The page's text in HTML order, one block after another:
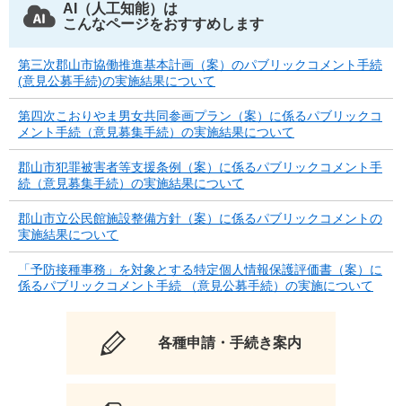
AI（人工知能）は
こんなページをおすすめします
第三次郡山市協働推進基本計画（案）のパブリックコメント手続
(意見公募手続)の実施結果について
第四次こおりやま男女共同参画プラン（案）に係るパブリックコ
メント手続（意見募集手続）の実施結果について
郡山市犯罪被害者等支援条例（案）に係るパブリックコメント手
続（意見募集手続）の実施結果について
郡山市立公民館施設整備方針（案）に係るパブリックコメントの
実施結果について
「予防接種事務」を対象とする特定個人情報保護評価書（案）に
係るパブリックコメント手続 （意見公募手続）の実施について
各種申請・手続き案内